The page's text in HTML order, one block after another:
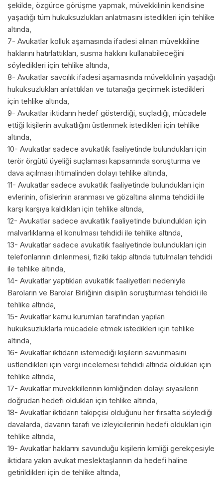
şekilde, özgürce görüşme yapmak, müvekkilinin kendisine
yaşadığı tüm hukuksuzlukları anlatmasını istedikleri için tehlike
altında,
7- Avukatlar kolluk aşamasında ifadesi alınan müvekkiline
haklarını hatırlattıkları, susma hakkını kullanabileceğini
söyledikleri için tehlike altında,
8- Avukatlar savcılık ifadesi aşamasında müvekkilinin yaşadığı
hukuksuzlukları anlattıkları ve tutanağa geçirmek istedikleri
için tehlike altında,
9- Avukatlar iktidarın hedef gösterdiği, suçladığı, mücadele
ettiği kişilerin avukatlığını üstlenmek istedikleri için tehlike
altında,
10- Avukatlar sadece avukatlık faaliyetinde bulundukları için
terör örgütü üyeliği suçlaması kapsamında soruşturma ve
dava açılması ihtimalinden dolayı tehlike altında,
11- Avukatlar sadece avukatlık faaliyetinde bulundukları için
evlerinin, ofislerinin aranması ve gözaltına alınma tehdidi ile
karşı karşıya kaldıkları için tehlike altında,
12- Avukatlar sadece avukatlık faaliyetinde bulundukları için
malvarlıklarına el konulması tehdidi ile tehlike altında,
13- Avukatlar sadece avukatlık faaliyetinde bulundukları için
telefonlarının dinlenmesi, fiziki takip altında tutulmaları tehdidi
ile tehlike altında,
14- Avukatlar yaptıkları avukatlık faaliyetleri nedeniyle
Baroların ve Barolar Birliğinin disiplin soruşturması tehdidi ile
tehlike altında,
15- Avukatlar kamu kurumları tarafından yapılan
hukuksuzluklarla mücadele etmek istedikleri için tehlike
altında,
16- Avukatlar iktidarın istemediği kişilerin savunmasını
üstlendikleri için vergi incelemesi tehdidi altında oldukları için
tehlike altında,
17- Avukatlar müvekkillerinin kimliğinden dolayı siyasilerin
doğrudan hedefi oldukları için tehlike altında,
18- Avukatlar iktidarın takipçisi olduğunu her fırsatta söylediği
davalarda, davanın tarafı ve izleyicilerinin hedefi oldukları için
tehlike altında,
19- Avukatlar haklarını savunduğu kişilerin kimliği gerekçesiyle
iktidara yakın avukat meslektaşlarının da hedefi haline
getirildikleri için de tehlike altında,